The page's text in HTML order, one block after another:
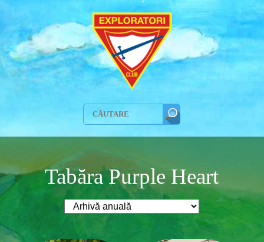
Tabăra Purple Heart